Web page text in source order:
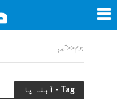
ہوم<<آبلہ پا
Tag - آبلہ پا